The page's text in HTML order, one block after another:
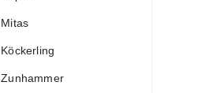
Mitas
Köckerling
Zunhammer